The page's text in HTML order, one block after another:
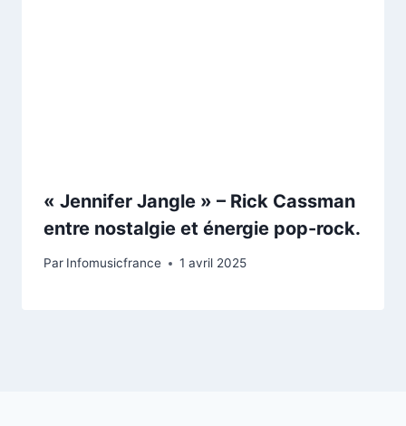
« Jennifer Jangle » – Rick Cassman
entre nostalgie et énergie pop-rock.
Par Infomusicfrance 1 avril 2025